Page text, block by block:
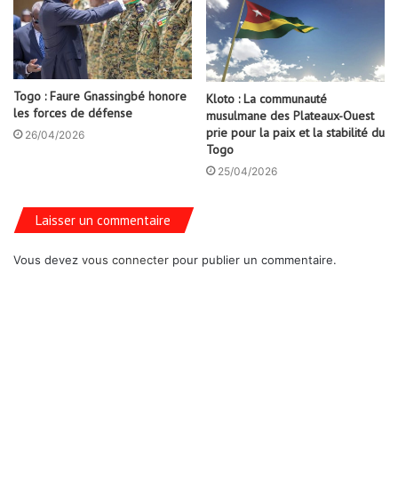
Togo : Faure Gnassingbé honore
les forces de défense
26/04/2026
Kloto : La communauté
musulmane des Plateaux-Ouest
prie pour la paix et la stabilité du
Togo
25/04/2026
Laisser un commentaire
Vous devez vous connecter pour publier un commentaire.